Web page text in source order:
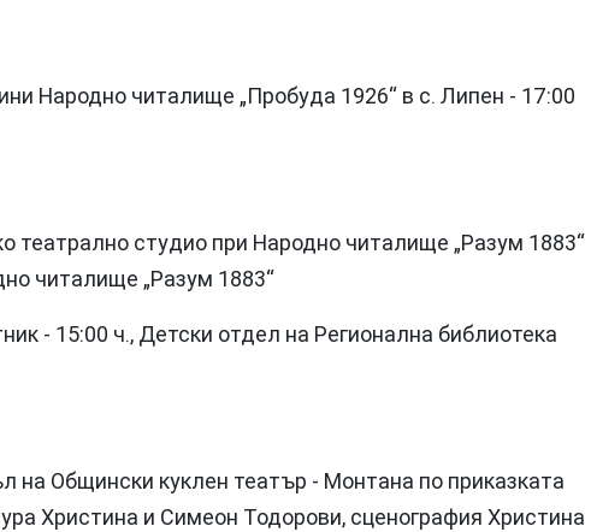
Народно читалище „Пробуда 1926“ в с. Липен - 17:00
театрално студио при Народно читалище „Разум 1883“
читалище „Разум 1883“
- 15:00 ч., Детски отдел на Регионална библиотека
на Общински куклен театър - Монтана по приказката
Христина и Симеон Тодорови, сценография Христина